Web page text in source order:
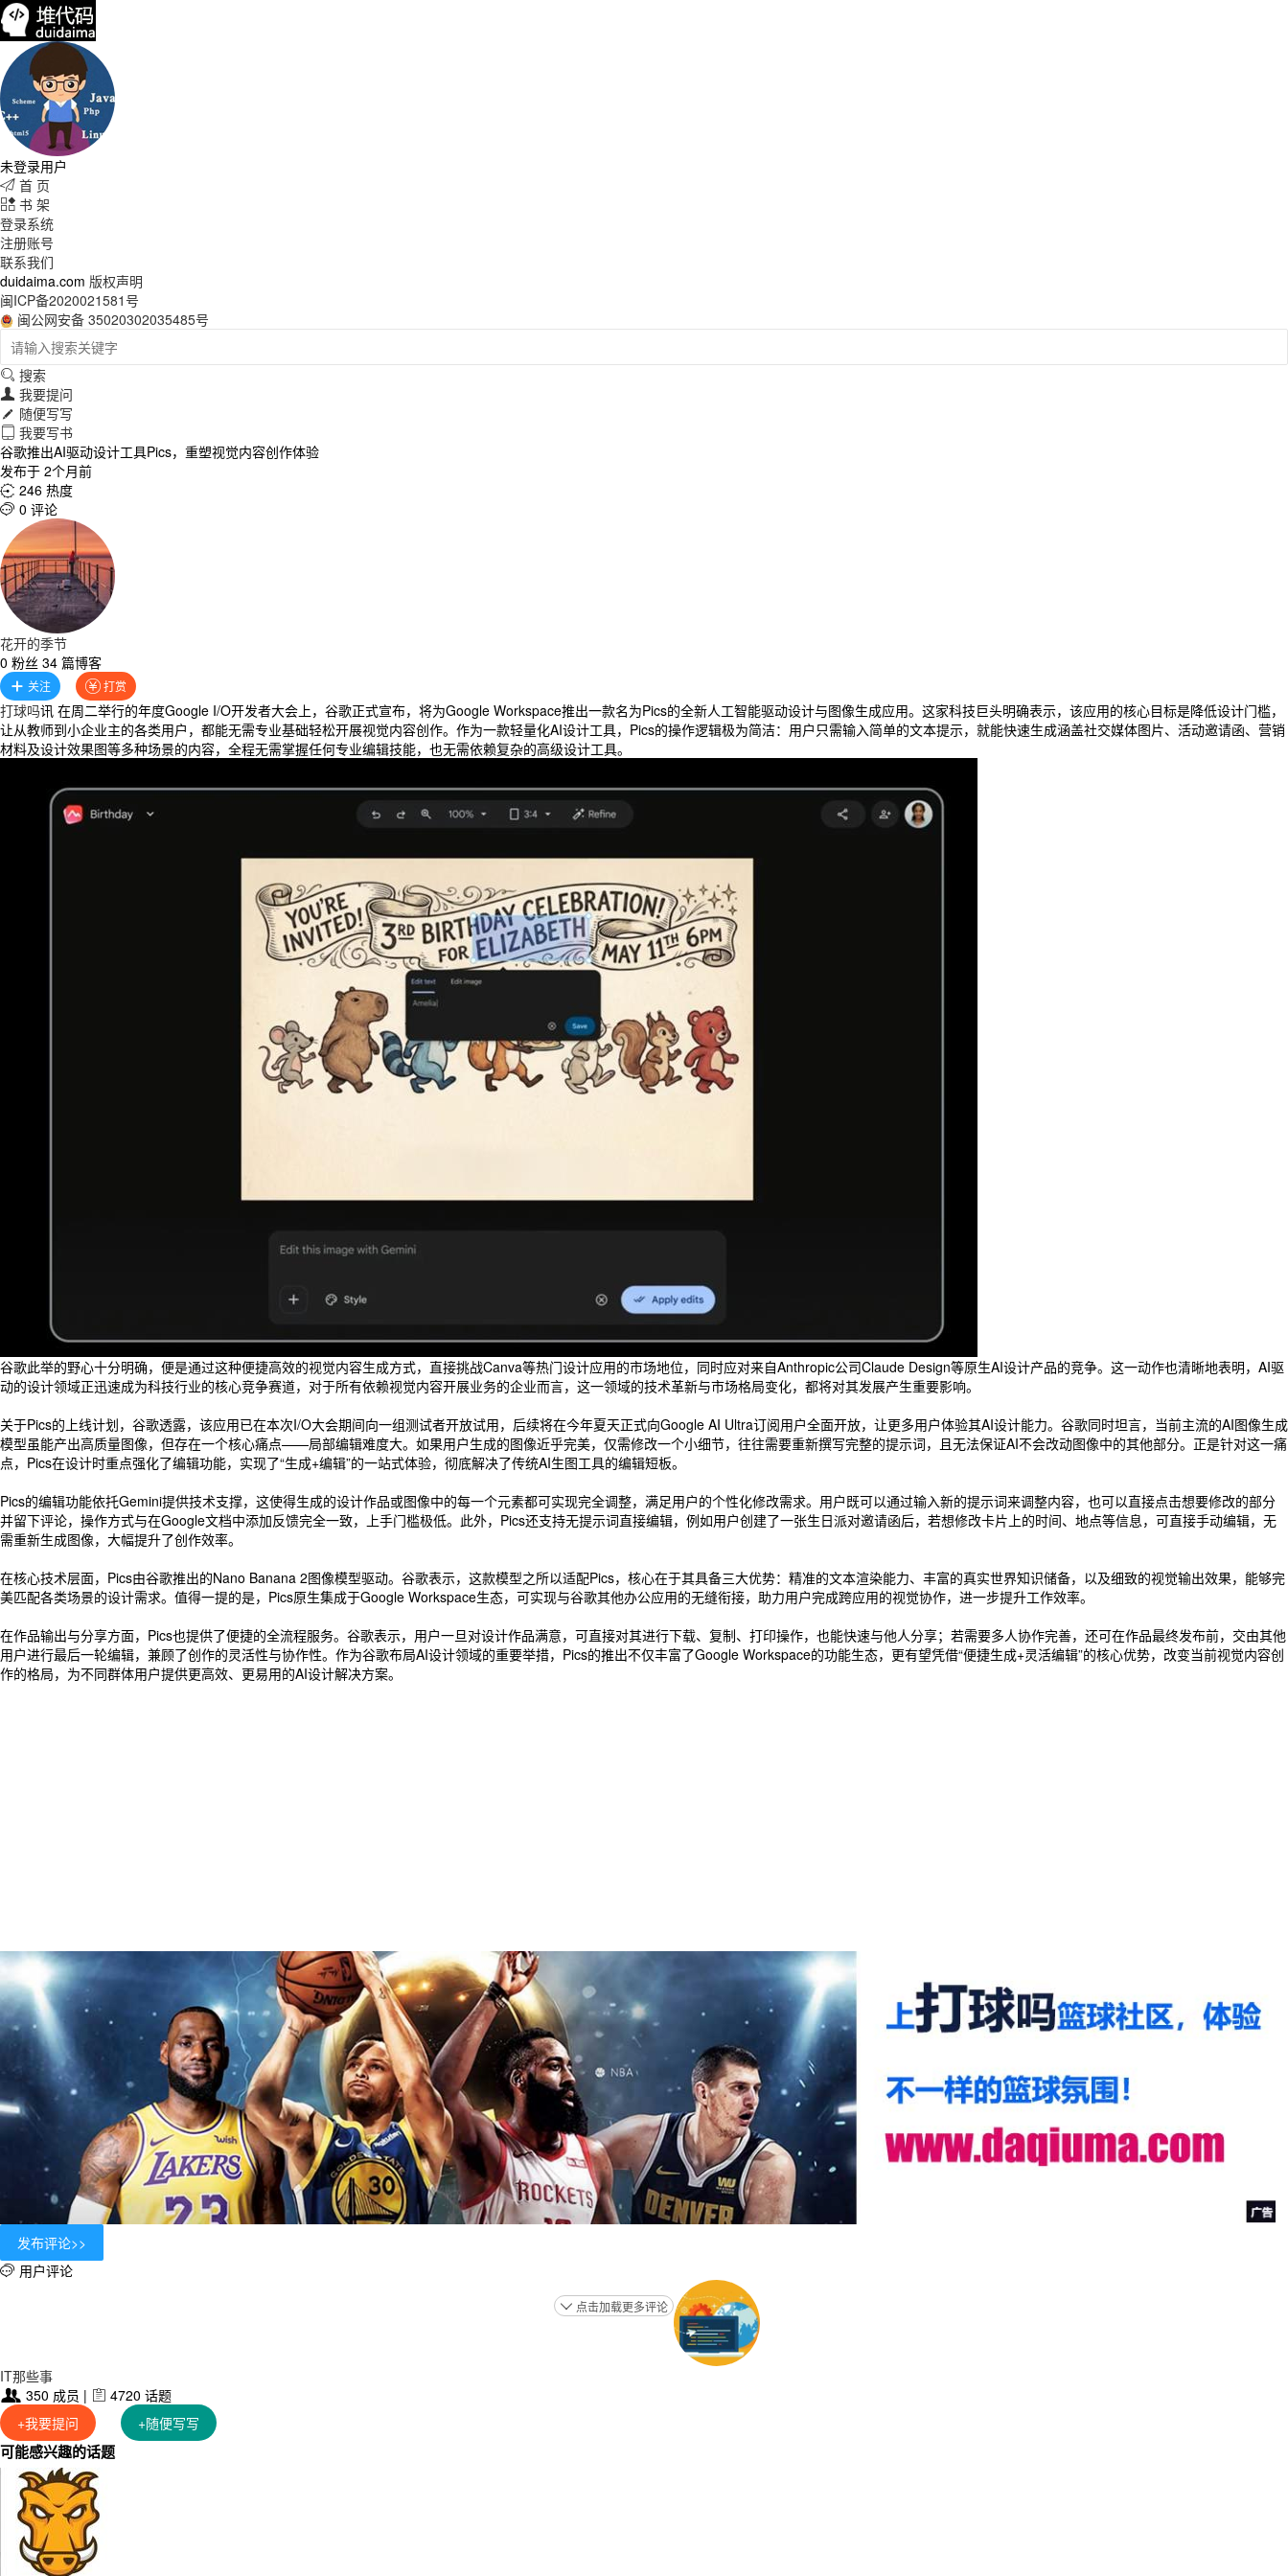
未登录用户
 首 页
 书 架
登录系统
注册账号
联系我们
duidaima.com 版权声明
闽ICP备2020021581号
闽公网安备 35020302035485号
 搜索
 我要提问
 随便写写
 我要写书
谷歌推出AI驱动设计工具Pics，重塑视觉内容创作体验
发布于 2个月前
 246 热度
 0 评论
花开的季节
0 粉丝 34 篇博客
 关注 打赏
打球吗讯 在周二举行的年度Google I/O开发者大会上，谷歌正式宣布，将为Google Workspace推出一款名为Pics的全新人工智能驱动设计与图像生成应用。这家科技巨头明确表示，该应用的核心目标是降低设计门槛，
让从教师到小企业主的各类用户，都能无需专业基础轻松开展视觉内容创作。作为一款轻量化AI设计工具，Pics的操作逻辑极为简洁：用户只需输入简单的文本提示，就能快速生成涵盖社交媒体图片、活动邀请函、营销
材料及设计效果图等多种场景的内容，全程无需掌握任何专业编辑技能，也无需依赖复杂的高级设计工具。
谷歌此举的野心十分明确，便是通过这种便捷高效的视觉内容生成方式，直接挑战Canva等热门设计应用的市场地位，同时应对来自Anthropic公司Claude Design等原生AI设计产品的竞争。这一动作也清晰地表明，AI驱
动的设计领域正迅速成为科技行业的核心竞争赛道，对于所有依赖视觉内容开展业务的企业而言，这一领域的技术革新与市场格局变化，都将对其发展产生重要影响。
关于Pics的上线计划，谷歌透露，该应用已在本次I/O大会期间向一组测试者开放试用，后续将在今年夏天正式向Google AI Ultra订阅用户全面开放，让更多用户体验其AI设计能力。谷歌同时坦言，当前主流的AI图像生成
模型虽能产出高质量图像，但存在一个核心痛点——局部编辑难度大。如果用户生成的图像近乎完美，仅需修改一个小细节，往往需要重新撰写完整的提示词，且无法保证AI不会改动图像中的其他部分。正是针对这一痛
点，Pics在设计时重点强化了编辑功能，实现了“生成+编辑”的一站式体验，彻底解决了传统AI生图工具的编辑短板。
Pics的编辑功能依托Gemini提供技术支撑，这使得生成的设计作品或图像中的每一个元素都可实现完全调整，满足用户的个性化修改需求。用户既可以通过输入新的提示词来调整内容，也可以直接点击想要修改的部分
并留下评论，操作方式与在Google文档中添加反馈完全一致，上手门槛极低。此外，Pics还支持无提示词直接编辑，例如用户创建了一张生日派对邀请函后，若想修改卡片上的时间、地点等信息，可直接手动编辑，无
需重新生成图像，大幅提升了创作效率。
在核心技术层面，Pics由谷歌推出的Nano Banana 2图像模型驱动。谷歌表示，这款模型之所以适配Pics，核心在于其具备三大优势：精准的文本渲染能力、丰富的真实世界知识储备，以及细致的视觉输出效果，能够完
美匹配各类场景的设计需求。值得一提的是，Pics原生集成于Google Workspace生态，可实现与谷歌其他办公应用的无缝衔接，助力用户完成跨应用的视觉协作，进一步提升工作效率。
在作品输出与分享方面，Pics也提供了便捷的全流程服务。谷歌表示，用户一旦对设计作品满意，可直接对其进行下载、复制、打印操作，也能快速与他人分享；若需要多人协作完善，还可在作品最终发布前，交由其他
用户进行最后一轮编辑，兼顾了创作的灵活性与协作性。作为谷歌布局AI设计领域的重要举措，Pics的推出不仅丰富了Google Workspace的功能生态，更有望凭借“便捷生成+灵活编辑”的核心优势，改变当前视觉内容创
作的格局，为不同群体用户提供更高效、更易用的AI设计解决方案。
 用户评论
 点击加载更多评论
IT那些事
 350 成员 |  4720 话题
+我要提问
+随便写写
可能感兴趣的话题